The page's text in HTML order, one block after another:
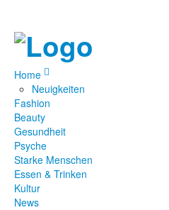
Home
Neuigkeiten
Fashion
Beauty
Gesundheit
Psyche
Starke Menschen
Essen & Trinken
Kultur
News